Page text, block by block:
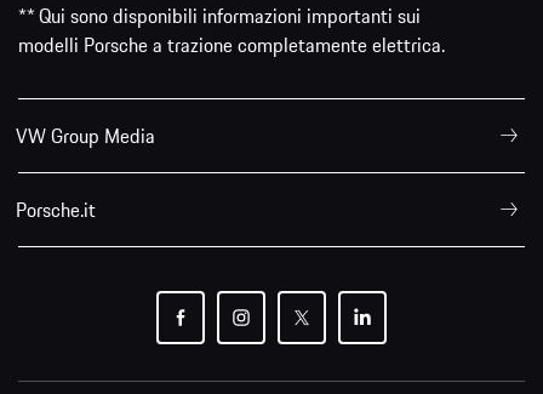
** Qui sono disponibili informazioni importanti sui
modelli Porsche a trazione completamente elettrica.
VW Group Media
Porsche.it